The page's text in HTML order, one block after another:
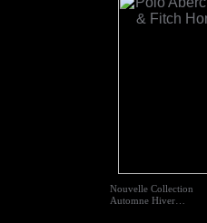
Nouvelle Collection
Automne Hiver…